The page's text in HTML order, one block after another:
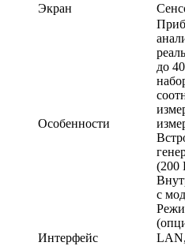
Экран
Особенности
до
(200
с
Интерфейс